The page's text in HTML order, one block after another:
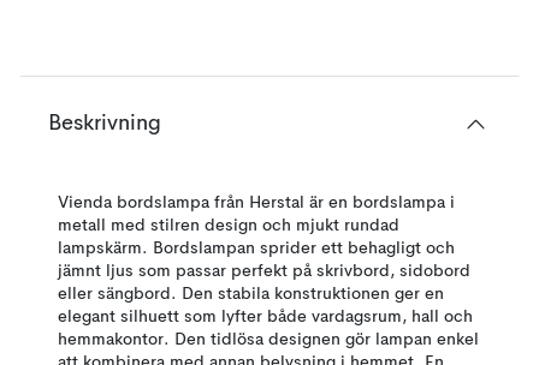
Beskrivning
Vienda bordslampa från Herstal är en bordslampa i
metall med stilren design och mjukt rundad
lampskärm. Bordslampan sprider ett behagligt och
jämnt ljus som passar perfekt på skrivbord, sidobord
eller sängbord. Den stabila konstruktionen ger en
elegant silhuett som lyfter både vardagsrum, hall och
hemmakontor. Den tidlösa designen gör lampan enkel